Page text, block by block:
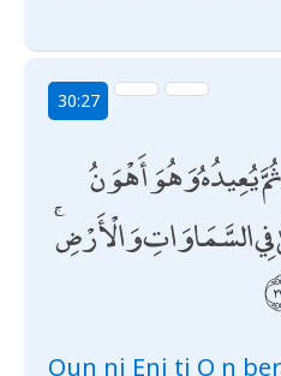
30:27
يُعِيدُهُ وَهُوَ أَهْوَنُ
فِي السَّمَاوَاتِ وَالْأَرْضِ
Oun ni Eni ti O n